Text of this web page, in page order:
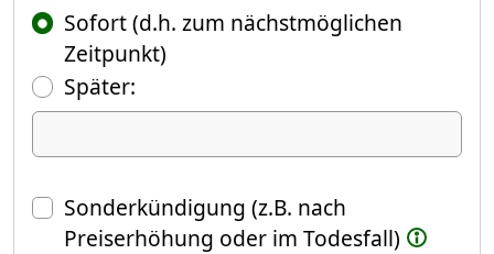
Sofort (d.h. zum nächstmöglichen
Zeitpunkt)
Später:(Fokus springt automatisch ins
Datum
Sonderkündigung (z.B. nach
Preiserhöhung oder im Todesfall)